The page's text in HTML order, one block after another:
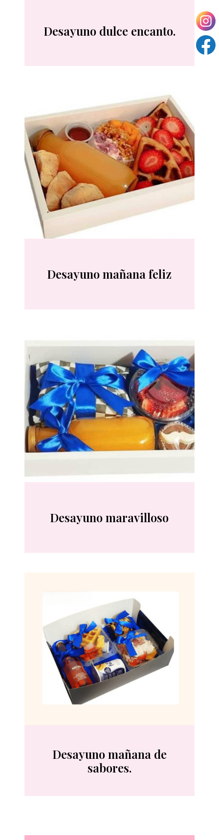
Desayuno dulce encanto.
Desayuno mañana feliz
Desayuno maravilloso
Desayuno mañana de
sabores.